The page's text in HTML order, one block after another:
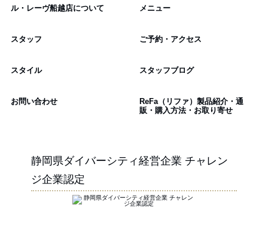
ル・レーヴ船越店について メニュー
スタッフ ご予約・アクセス
スタイル スタッフブログ
お問い合わせ
ReFa（リファ）製品紹介・通
販・購入方法・お取り寄せ
静岡県ダイバーシティ経営企業 チャレン
ジ企業認定